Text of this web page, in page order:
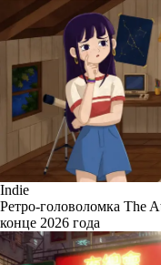
Indie
Ретро-головоломка The
конце 2026 года